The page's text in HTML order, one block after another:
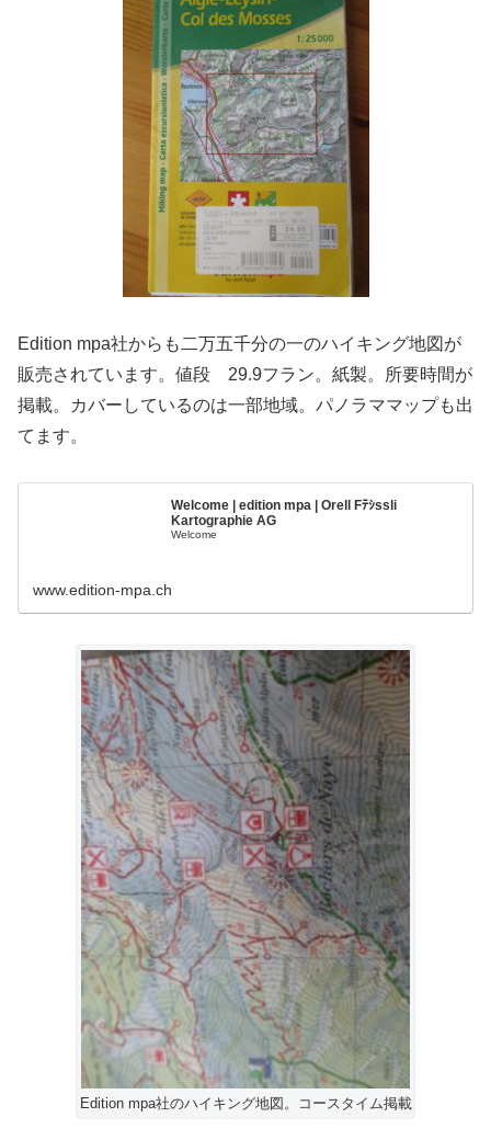
Edition mpa社からも二万五千分の一のハイキング地図が
販売されています。値段 29.9フラン。紙製。所要時間が
掲載。カバーしているのは一部地域。パノラママップも出
てます。
Welcome | edition mpa | Orell Fﾃｼssli
Kartographie AG
Welcome
www.edition-mpa.ch
Edition mpa社のハイキング地図。コースタイム掲載